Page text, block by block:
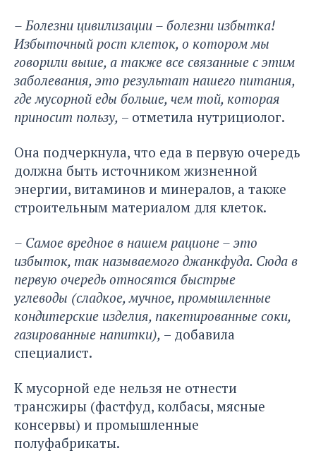
– Болезни цивилизации – болезни избытка!
Избыточный рост клеток, о котором мы
говорили выше, а также все связанные с этим
заболевания, это результат нашего питания,
где мусорной еды больше, чем той, которая
приносит пользу, – отметила нутрициолог.
Она подчеркнула, что еда в первую очередь
должна быть источником жизненной
энергии, витаминов и минералов, а также
строительным материалом для клеток.
– Самое вредное в нашем рационе – это
избыток, так называемого джанкфуда. Сюда в
первую очередь относятся быстрые
углеводы (сладкое, мучное, промышленные
кондитерские изделия, пакетированные соки,
газированные напитки), – добавила
специалист.
К мусорной еде нельзя не отнести
трансжиры (фастфуд, колбасы, мясные
консервы) и промышленные
полуфабрикаты.